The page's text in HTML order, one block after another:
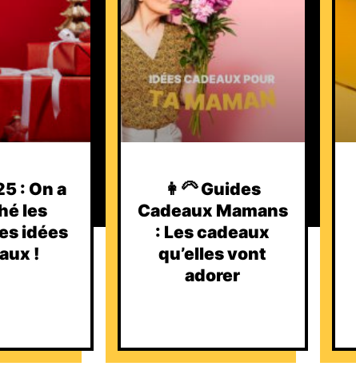
: On a
les
idées
!
👩‍🦳 Guides
Cadeaux Mamans
: Les cadeaux
qu’elles vont
adorer